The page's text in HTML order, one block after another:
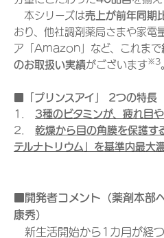
本シリーズは売上が前年同期
おり、他社調剤薬局さまや家電
ア「Amazon」など、これまで
のお取扱い実績がございます※3
■「プリンスアイ」 2つの特長
1. 3種のビタミンが、疲れ目
2. 乾燥から目の角膜を保護す
テルナトリウム」を基準内最大
■開発者コメント（薬剤本部
康秀）
新生活開始から1カ月が経